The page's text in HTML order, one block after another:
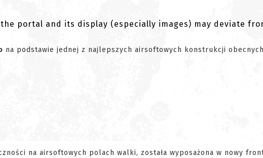
portal and its display (especially images) may deviate
na podstawie jednej z najlepszych airsoftowych konstrukcji
na airsoftowych polach walki, została wyposażona w nowy